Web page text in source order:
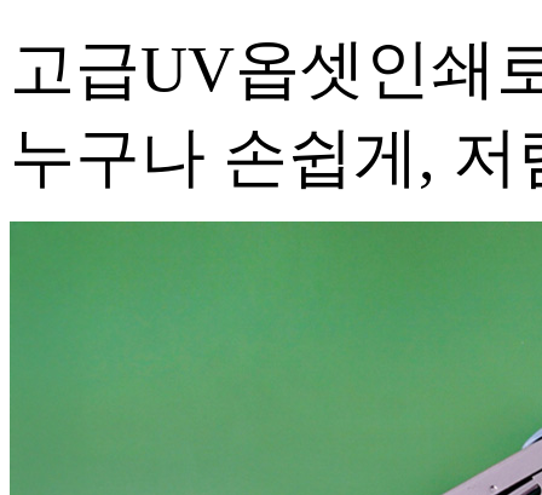
고급UV옵셋인쇄
누구나 손쉽게,